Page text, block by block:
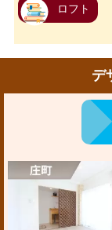
ロフト
デ